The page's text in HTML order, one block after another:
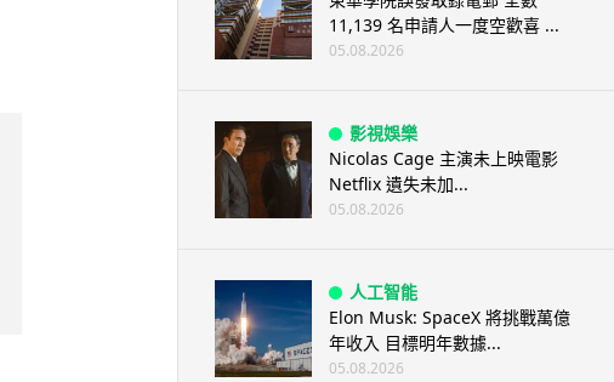
11,139 名申請人一度空歡喜 ...
05.08.2026
影視娛樂
Nicolas Cage 主演未上映電影
Netflix 遺失未加...
05.08.2026
人工智能
Elon Musk: SpaceX 將挑戰萬億
年收入 目標明年數據...
05.08.2026